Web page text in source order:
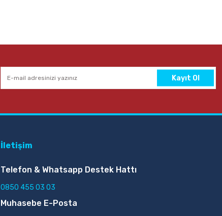
Kayıt Ol
İletişim
Telefon & Whatsapp Destek Hattı
0850 455 03 03
Muhasebe E-Posta